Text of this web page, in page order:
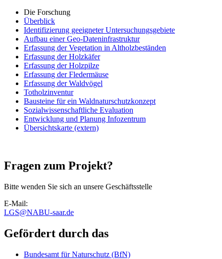
Die Forschung
Überblick
Identifizierung geeigneter Untersuchungsgebiete
Aufbau einer Geo-Dateninfrastruktur
Erfassung der Vegetation in Altholzbeständen
Erfassung der Holzkäfer
Erfassung der Holzpilze
Erfassung der Fledermäuse
Erfassung der Waldvögel
Totholzinventur
Bausteine für ein Waldnaturschutzkonzept
Sozialwissenschaftliche Evaluation
Entwicklung und Planung Infozentrum
Übersichtskarte (extern)
Fragen zum Projekt?
Bitte wenden Sie sich an unsere Geschäftsstelle
E-Mail:
LGS@NABU-saar.de
Gefördert durch das
Bundesamt für Naturschutz (BfN)